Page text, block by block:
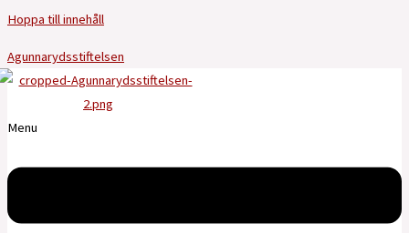
Hoppa till innehåll
Agunnarydsstiftelsen
Menu